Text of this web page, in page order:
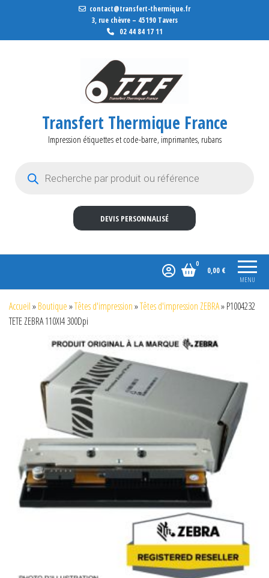
contact@transfert-thermique.fr
3, rue chèvre – 45190 Tavers
02 44 84 17 11
Transfert Thermique France
Impression étiquettes et code-barre, imprimantes, rubans
DEVIS PERSONNALISÉ
MENU
0
0,00 €
Accueil»Boutique»Têtes d'impression»Têtes d'impression ZEBRA»P1004232
TETE ZEBRA 110XI4 300Dpi